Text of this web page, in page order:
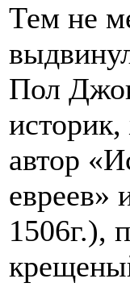
Тем не
Пол
автор
евреев»
1506г.),